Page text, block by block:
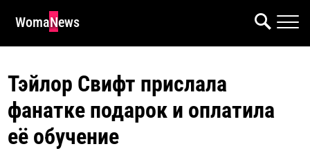
WomaNews
Тэйлор Свифт прислала
фанатке подарок и оплатила
её обучение